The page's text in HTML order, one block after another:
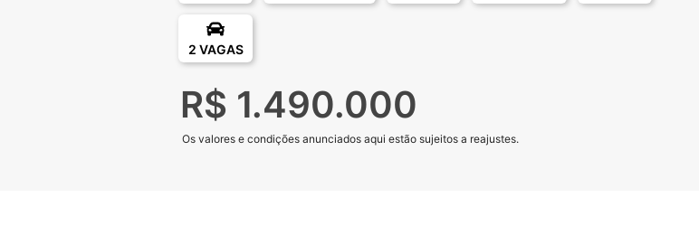
2 VAGAS
R$ 1.490.000
Os valores e condições anunciados aqui estão sujeitos a reajustes.